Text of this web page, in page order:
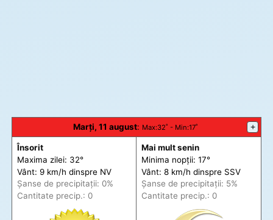
Marți, 11 august: Max:32˚ - Min:17˚ +
Însorit
Maxima zilei: 32°
Vânt: 9 km/h dinspre NV
Șanse de precipitații: 0%
Cantitate precip.: 0
Mai mult senin
Minima nopții: 17°
Vânt: 8 km/h dinspre SSV
Șanse de precipitații: 5%
Cantitate precip.: 0